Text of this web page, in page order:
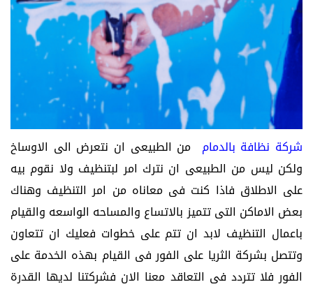
شركة نظافة بالدمام من الطبيعى ان نتعرض الى الاوساخ
ولكن ليس من الطبيعى ان نترك امر لبتنظيف ولا نقوم بيه
على الاطلاق فاذا كنت فى معاناه من امر التنظيف وهناك
بعض الاماكن التى تتميز بالاتساع والمساحه الواسعه والقيام
باعمال التنظيف لابد ان تتم على خطوات فعليك ان تتعاون
وتتصل بشركة الثريا على الفور فى القيام بهذه الخدمة على
الفور فلا تتردد فى التعاقد معنا الان فشركتنا لديها القدرة